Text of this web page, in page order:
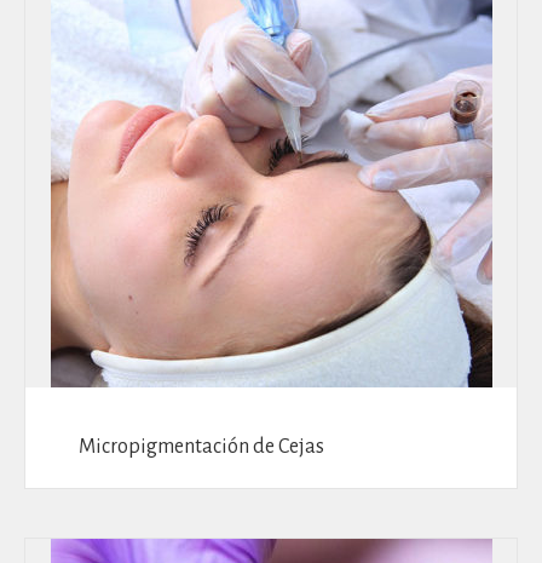
Micropigmentación de Cejas